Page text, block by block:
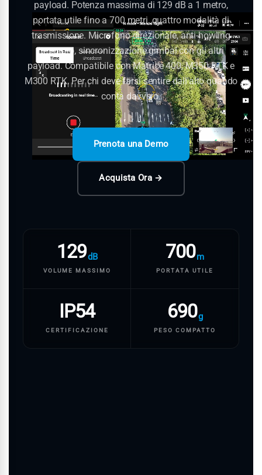
payload. Potenza massima di 129 dB a 1 metro,
portata utile fino a 700 metri, quattro modalità di
trasmissione. Microfono direzionale, anti-howling
integrato, sincronizzazione gimbal con gli altri
payload. Compatibile con Matrice 400, M350 RTK e
M300 RTK. Per chi deve farsi sentire dall'alto quando
conta davvero.
Prenota una Demo
Acquista Ora →
129dB
VOLUME MASSIMO
700m
PORTATA UTILE
IP54
CERTIFICAZIONE
690g
PESO COMPATTO